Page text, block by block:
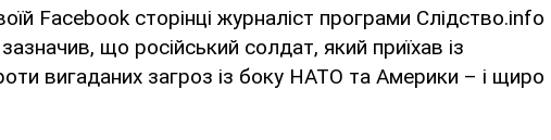
Facebook сторінці журналіст програми Слідство.info
що російський солдат, який приїхав із
вигаданих загроз із боку НАТО та Америки – і щиро